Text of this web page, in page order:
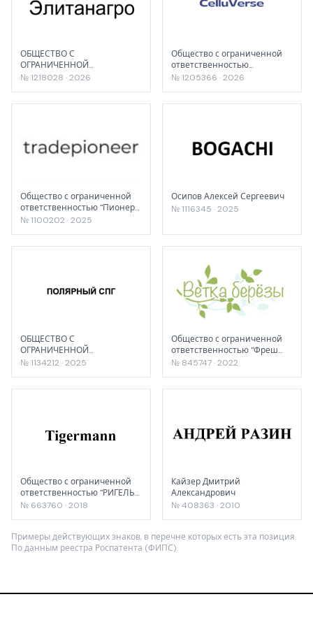
ОБЩЕСТВО С
ОГРАНИЧЕННОЙ
ОТВЕТСТВЕННОСТЬЮ
№ 1218028 · 2026
Общество с ограниченной
ответственностью
"ПОЛИВЕРС КЕМИКАЛ"
№ 1205366 · 2026
Общество с ограниченной
ответственностью "Пионер
Трейд"
№ 1100202 · 2025
Осипов Алексей Сергеевич
№ 1116345 · 2025
ОБЩЕСТВО С
ОГРАНИЧЕННОЙ
ОТВЕТСТВЕННОСТЬЮ "ЯМАЛ
№ 1134212 · 2025
Общество с ограниченной
ответственностью "Фреш
Маркет"
№ 845747 · 2022
Общество с ограниченной
ответственностью "РИГЕЛЬ
ТРЕЙД"
№ 663760 · 2018
Кайзер Дмитрий
Александрович
№ 408363 · 2010
Примеры действующих знаков, в перечне которых есть эта позиция.
По данным реестра Роспатента (ФИПС).